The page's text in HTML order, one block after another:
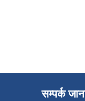
सम्पर्क